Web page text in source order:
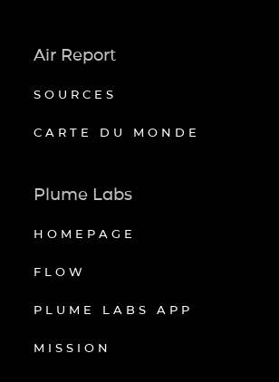
Air Report
SOURCES
CARTE DU MONDE
Plume Labs
HOMEPAGE
FLOW
PLUME LABS APP
MISSION